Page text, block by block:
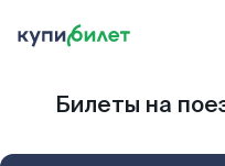
Билеты на